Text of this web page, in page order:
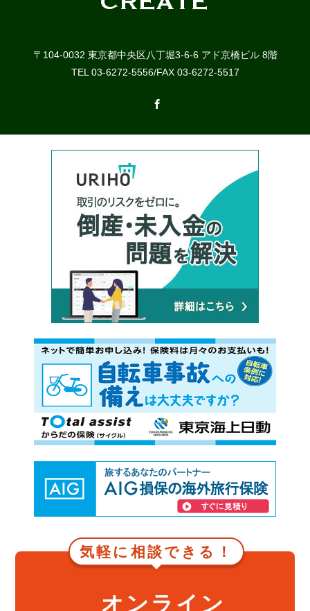
〒104-0032 東京都中央区八丁堀3-6-6 アド京橋ビル 8階
TEL 03-6272-5556/FAX 03-6272-5517
気軽に相談できる！
オンライン